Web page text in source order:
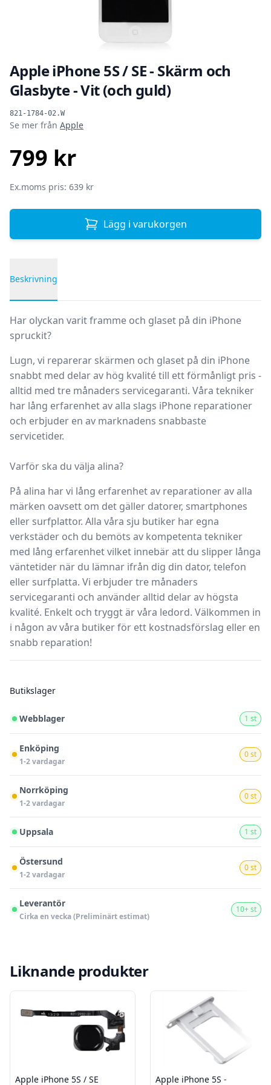
Apple iPhone 5S / SE - Skärm och
Glasbyte - Vit (och guld)
821-1784-02.W
Produktinformation
Se mer från Apple
799 kr
Ex.moms pris: 639 kr
Lägg i varukorgen
Beskrivning
Har olyckan varit framme och glaset på din iPhone
spruckit?
Lugn, vi reparerar skärmen och glaset på din iPhone
snabbt med delar av hög kvalité till ett förmånligt pris -
alltid med tre månaders servicegaranti. Våra tekniker
har lång erfarenhet av alla slags iPhone reparationer
och erbjuder en av marknadens snabbaste
servicetider.
Varför ska du välja alina?
På alina har vi lång erfarenhet av reparationer av alla
märken oavsett om det gäller datorer, smartphones
eller surfplattor. Alla våra sju butiker har egna
verkstäder och du bemöts av kompetenta tekniker
med lång erfarenhet vilket innebär att du slipper långa
väntetider när du lämnar ifrån dig din dator, telefon
eller surfplatta. Vi erbjuder tre månaders
servicegaranti och använder alltid delar av högsta
kvalité. Enkelt och tryggt är våra ledord. Välkommen in
i någon av våra butiker för ett kostnadsförslag eller en
snabb reparation!
Butikslager
Webblager 1 st
Enköping
1-2 vardagar
0 st
Norrköping
1-2 vardagar
0 st
Uppsala 1 st
Östersund
1-2 vardagar
0 st
Leverantör
Cirka en vecka (Preliminärt estimat)
10+ st
Liknande produkter
Apple iPhone 5S / SE Apple iPhone 5S -